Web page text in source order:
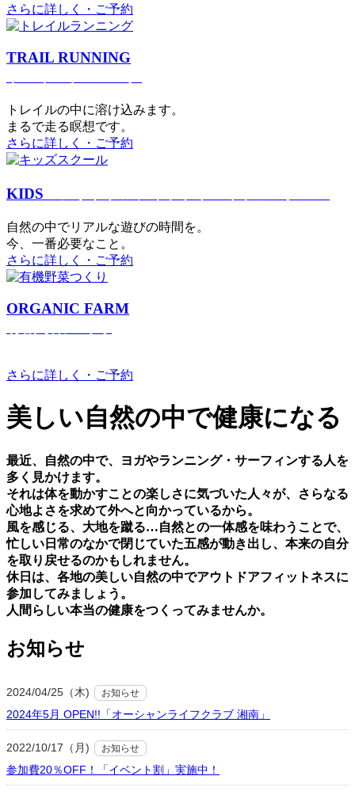
さらに詳しく・ご予約
TRAIL RUNNING
トレイルの中に溶け込みます。
まるで⾛る瞑想です。
さらに詳しく・ご予約
KIDS
⾃然の中でリアルな遊びの時間を。
今、⼀番必要なこと。
さらに詳しく・ご予約
ORGANIC FARM
さらに詳しく・ご予約
美しい⾃然の中で健康になる
最近、⾃然の中で、ヨガやランニング・サーフィンする⼈を
多く⾒かけます。
それは体を動かすことの楽しさに気づいた⼈々が、さらなる
⼼地よさを求めて外へと向かっているから。
⾵を感じる、⼤地を蹴る…⾃然との⼀体感を味わうことで、
忙しい⽇常のなかで閉じていた五感が動き出し、本来の⾃分
を取り戻せるのかもしれません。
休⽇は、各地の美しい⾃然の中でアウトドアフィットネスに
参加してみましょう。
⼈間らしい本当の健康をつくってみませんか。
お知らせ
2024/04/25（木) お知らせ
2024年5月 OPEN!!「オーシャンライフクラブ 湘南」
2022/10/17（月) お知らせ
参加費20％OFF！「イベント割」実施中！